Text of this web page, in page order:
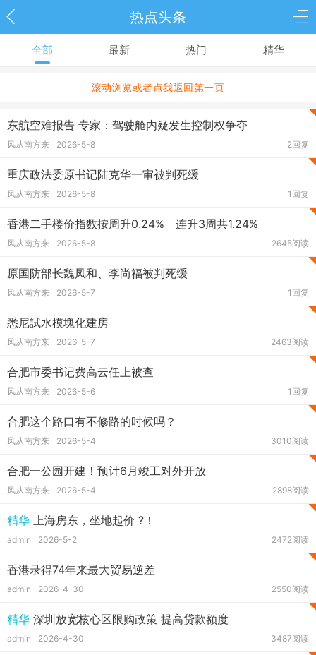
热点头条
全部 最新 热门 精华
滚动浏览或者点我返回第一页
东航空难报告 专家：驾驶舱内疑发生控制权争夺
风从南方来 2026-5-8 2回复
重庆政法委原书记陆克华一审被判死缓
风从南方来 2026-5-8 1回复
香港二手楼价指数按周升0.24% 连升3周共1.24%
风从南方来 2026-5-8 2645阅读
原国防部长魏凤和、李尚福被判死缓
风从南方来 2026-5-7 1回复
悉尼試水模塊化建房
风从南方来 2026-5-7 2463阅读
合肥市委书记费高云任上被查
风从南方来 2026-5-6 1回复
合肥这个路口有不修路的时候吗？
风从南方来 2026-5-4 3010阅读
合肥一公园开建！预计6月竣工对外开放
风从南方来 2026-5-4 2898阅读
精华 上海房东，坐地起价 ?！
admin 2026-5-2 2472阅读
香港录得74年来最大贸易逆差
admin 2026-4-30 2550阅读
精华 深圳放宽核心区限购政策 提高贷款额度
admin 2026-4-30 3487阅读